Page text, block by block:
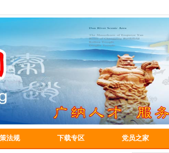
法规 下载专区 党员之家